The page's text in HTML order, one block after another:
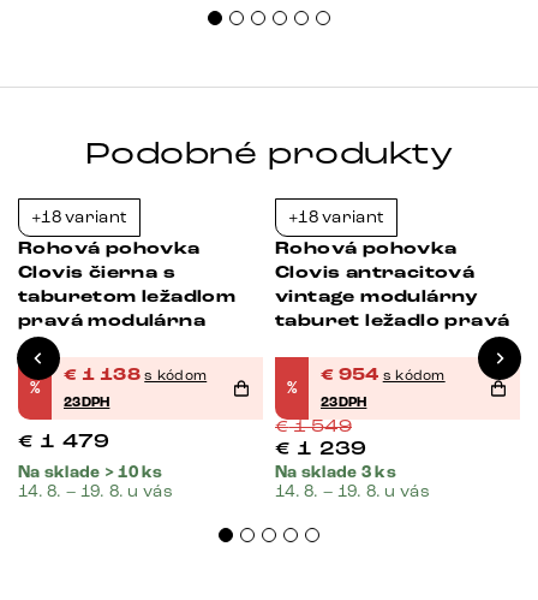
Podobné produkty
+18 variant
Rohová pohovka
Clovis čierna s
taburetom ležadlom
pravá modulárna
%
€ 1 138 s kódom
23DPH
€ 1 479
Na sklade > 10 ks
14. 8. – 19. 8. u vás
+18 variant
Rohová pohovka
Clovis antracitová
vintage modulárny
taburet ležadlo pravá
%
€ 954 s kódom
23DPH
€1 549
€ 1 239
Na sklade 3 ks
14. 8. – 19. 8. u vás